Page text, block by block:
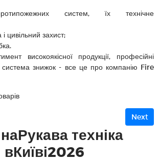
систем, їх технічне
цивільний захист;
високоякісної продукції, професійні
система знижок - все це про компанію Fire
Next
техніка
вКиїві2026